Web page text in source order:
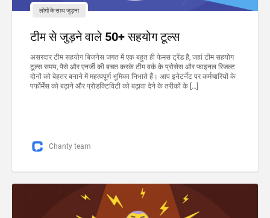
लोगों के साथ जुड़ना
टीम से जुड़ने वाले 50+ सहयोग टूल्स
असरदार टीम सहयोग बिजनेस जगत में एक बहुत ही फेमस ट्रेंड है, जहां टीम सहयोग
टूल्स समय, पैसे और एनर्जी की बचत करके टीम वर्क के प्रोसेस और फाइनल रिजल्ट
दोनों को बेहतर बनाने में महत्वपूर्ण भूमिका निभाते हैं। आप इनेटर्नेट पर कर्मचारियों के
पर्फोर्मेंस को बढ़ाने और प्रोडक्टिविटी को बढ़ावा देने के तरीकों के […]
Chanty team